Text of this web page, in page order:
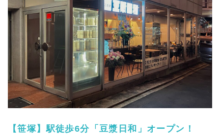
【笹塚】駅徒歩6分「豆漿日和」オープン！